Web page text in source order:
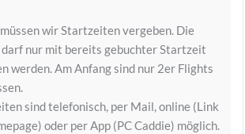
wir Startzeiten vergeben. Die
darf nur mit bereits gebuchter Startzeit
werden. Am Anfang sind nur 2er Flights
sind telefonisch, per Mail, online (Link
oder per App (PC Caddie) möglich.